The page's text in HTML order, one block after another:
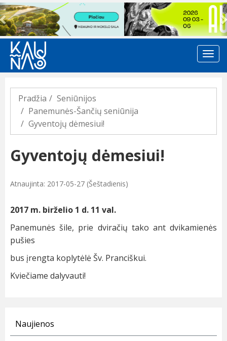
Previous
Pradžia
Seniūnijos
Panemunės-Šančių seniūnija
Gyventojų dėmesiui!
Gyventojų dėmesiui!
Atnaujinta: 2017-05-27 (Šeštadienis)
2017 m. birželio 1 d. 11 val.
Panemunės šile, prie dviračių tako ant dvikamienės
pušies
bus įrengta koplytėlė Šv. Pranciškui.
Kviečiame dalyvauti!
Naujienos